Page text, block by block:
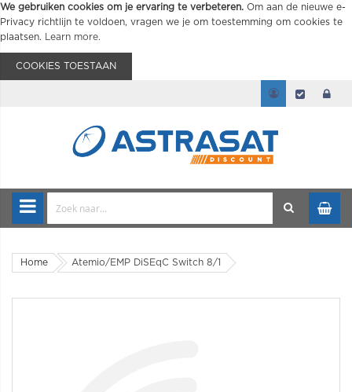
We gebruiken cookies om je ervaring te verbeteren. Om aan de nieuwe e-
Privacy richtlijn te voldoen, vragen we je om toestemming om cookies te
plaatsen.
Learn more.
COOKIES TOESTAAN
Home Atemio/EMP DiSEqC Switch 8/1